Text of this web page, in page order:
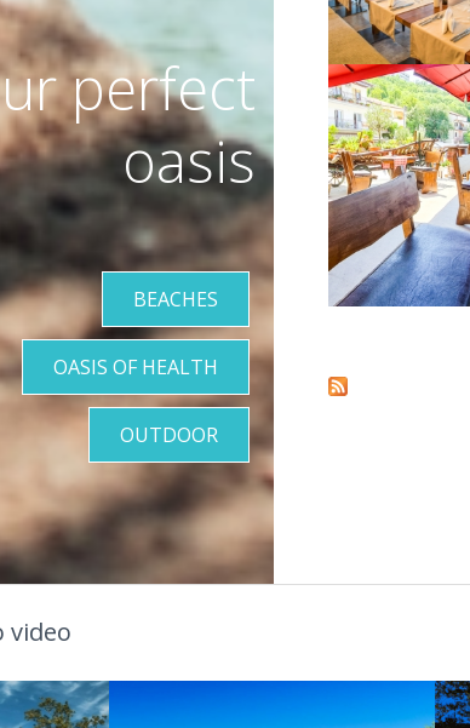
VIŠE INFORMACIJA
perfect
oasis
BEACHES
OASIS OF HEALTH
OUTDOOR
video